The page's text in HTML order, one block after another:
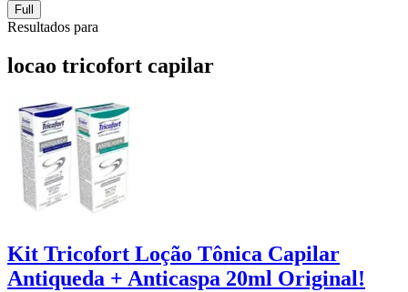
Full
Resultados para
locao tricofort capilar
Kit Tricofort Loção Tônica Capilar
Antiqueda + Anticaspa 20ml Original!